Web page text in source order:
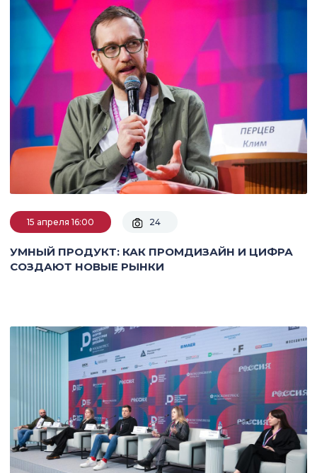
15 апреля 16:00 24
УМНЫЙ ПРОДУКТ: КАК ПРОМДИЗАЙН И ЦИФРА
СОЗДАЮТ НОВЫЕ РЫНКИ